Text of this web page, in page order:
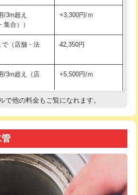
での価格です。
具設置) 5,500円
使用（バンド止
5,500円
削・埋め戻し作
11,000円
ング鋼管・銅
/3ｍまで)
44,000円
グ鋼管・銅
+8,800円
3m超え
集合））
+3,300円/ｍ
で（店舗・法
42,350円
/3m超え（店
+5,500円/ｍ
現地調査
で
超え +3,300円
33,000円
で他の料金もご覧になれます。